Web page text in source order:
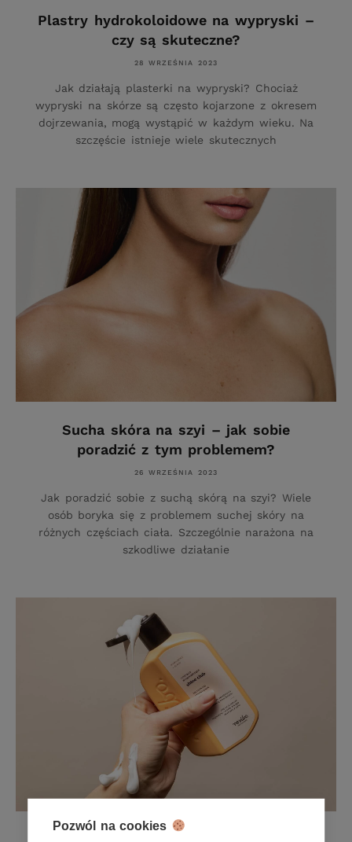
Plastry hydrokoloidowe na wypryski –
czy są skuteczne?
28 WRZEŚNIA 2023
Jak działają plasterki na wypryski? Chociaż
wypryski na skórze są często kojarzone z okresem
dojrzewania, mogą wystąpić w każdym wieku. Na
szczęście istnieje wiele skutecznych
Sucha skóra na szyi – jak sobie
poradzić z tym problemem?
26 WRZEŚNIA 2023
Jak poradzić sobie z suchą skórą na szyi? Wiele
osób boryka się z problemem suchej skóry na
różnych częściach ciała. Szczególnie narażona na
szkodliwe działanie
Pozwól na cookies